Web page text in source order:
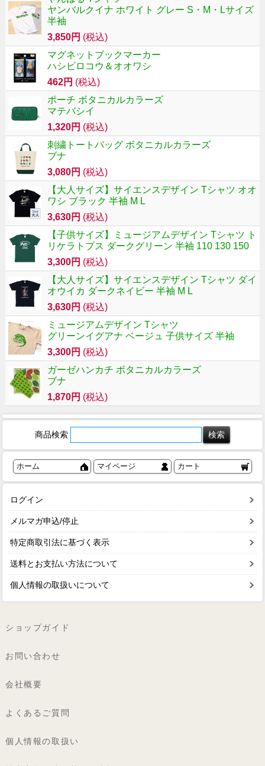
ヤンバルクイナ ホワイト グレー S・M・Lサイズ
半袖
3,850円 (税込)
マグネットブックマーカー
ハシビロコウ＆オオワシ
462円 (税込)
ポーチ ボタニカルカラーズ
マテバシイ
1,320円 (税込)
刺繍トートバッグ ボタニカルカラーズ
ブナ
3,080円 (税込)
【大人サイズ】サイエンスデザイン Tシャツ オオ
ワシ ブラック 半袖 M L
3,630円 (税込)
【子供サイズ】ミュージアムデザイン Tシャツ ト
リケラトプス ダークグリーン 半袖 110 130 150
3,300円 (税込)
【大人サイズ】サイエンスデザイン Tシャツ ダイ
オウイカ ダークネイビー 半袖 M L
3,630円 (税込)
ミュージアムデザイン Tシャツ
グリーンイグアナ ベージュ 子供サイズ 半袖
3,300円 (税込)
ガーゼハンカチ ボタニカルカラーズ
ブナ
1,870円 (税込)
商品検索
ホーム マイページ カート
ログイン
メルマガ申込/停止
特定商取引法に基づく表示
送料とお支払い方法について
個人情報の取扱いについて
ショップガイド
お問い合わせ
会社概要
よくあるご質問
個人情報の取扱い